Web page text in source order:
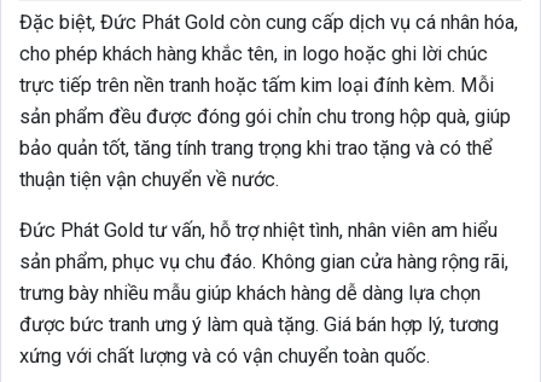
Đặc biệt, Đức Phát Gold còn cung cấp dịch vụ cá nhân hóa,
cho phép khách hàng khắc tên, in logo hoặc ghi lời chúc
trực tiếp trên nền tranh hoặc tấm kim loại đính kèm. Mỗi
sản phẩm đều được đóng gói chỉn chu trong hộp quà, giúp
bảo quản tốt, tăng tính trang trọng khi trao tặng và có thể
thuận tiện vận chuyển về nước.
Đức Phát Gold tư vấn, hỗ trợ nhiệt tình, nhân viên am hiểu
sản phẩm, phục vụ chu đáo. Không gian cửa hàng rộng rãi,
trưng bày nhiều mẫu giúp khách hàng dễ dàng lựa chọn
được bức tranh ưng ý làm quà tặng. Giá bán hợp lý, tương
xứng với chất lượng và có vận chuyển toàn quốc.